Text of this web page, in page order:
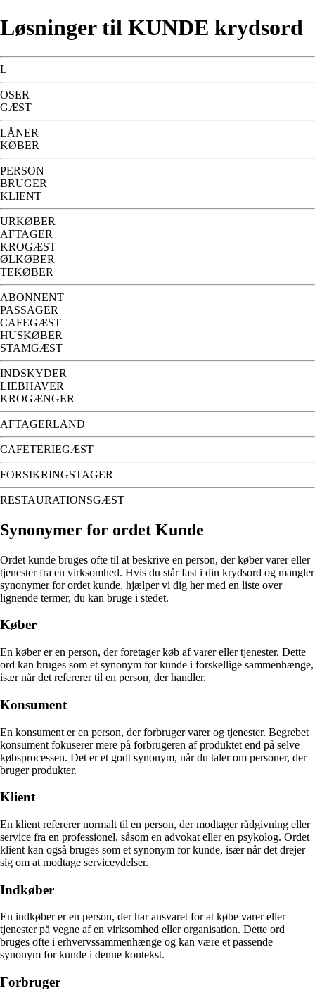
Løsninger til KUNDE krydsord
L
OSER
GÆST
LÅNER
KØBER
PERSON
BRUGER
KLIENT
URKØBER
AFTAGER
KROGÆST
ØLKØBER
TEKØBER
ABONNENT
PASSAGER
CAFEGÆST
HUSKØBER
STAMGÆST
INDSKYDER
LIEBHAVER
KROGÆNGER
AFTAGERLAND
CAFETERIEGÆST
FORSIKRINGSTAGER
RESTAURATIONSGÆST
Synonymer for ordet Kunde
Ordet kunde bruges ofte til at beskrive en person, der køber varer eller
tjenester fra en virksomhed. Hvis du står fast i din krydsord og mangler
synonymer for ordet kunde, hjælper vi dig her med en liste over
lignende termer, du kan bruge i stedet.
Køber
En køber er en person, der foretager køb af varer eller tjenester. Dette
ord kan bruges som et synonym for kunde i forskellige sammenhænge,
især når det refererer til en person, der handler.
Konsument
En konsument er en person, der forbruger varer og tjenester. Begrebet
konsument fokuserer mere på forbrugeren af produktet end på selve
købsprocessen. Det er et godt synonym, når du taler om personer, der
bruger produkter.
Klient
En klient refererer normalt til en person, der modtager rådgivning eller
service fra en professionel, såsom en advokat eller en psykolog. Ordet
klient kan også bruges som et synonym for kunde, især når det drejer
sig om at modtage serviceydelser.
Indkøber
En indkøber er en person, der har ansvaret for at købe varer eller
tjenester på vegne af en virksomhed eller organisation. Dette ord
bruges ofte i erhvervssammenhænge og kan være et passende
synonym for kunde i denne kontekst.
Forbruger